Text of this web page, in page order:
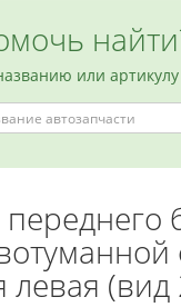
или
переднего
левая (вид